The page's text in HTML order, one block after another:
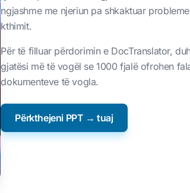
ngjashme me njeriun pa shkaktuar
kthimit.
Për të filluar përdorimin e DocTranslator,
gjatësi më të vogël se 1000 fjalë ofrohen
dokumenteve të vogla.
Përkthejeni PPT → tuaj